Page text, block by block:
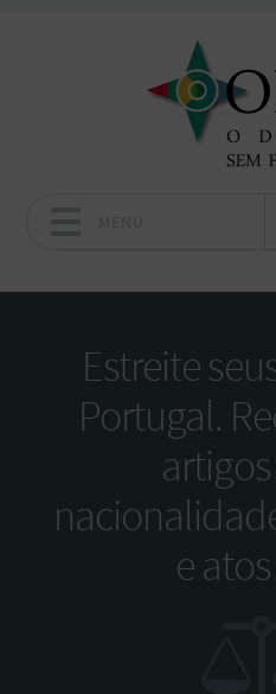
Estreite
Portugal.
e